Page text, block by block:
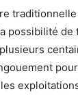
possibilité